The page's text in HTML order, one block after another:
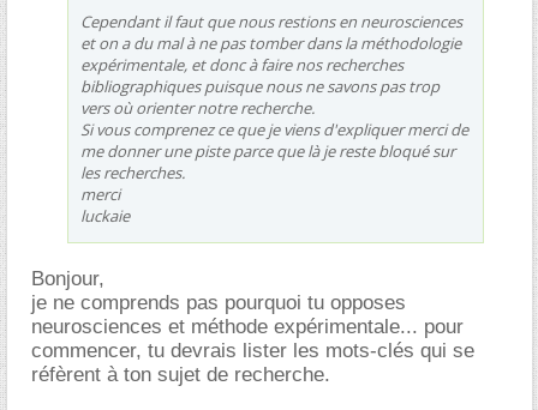
Cependant il faut que nous restions en neurosciences
et on a du mal à ne pas tomber dans la méthodologie
expérimentale, et donc à faire nos recherches
bibliographiques puisque nous ne savons pas trop
vers où orienter notre recherche.
Si vous comprenez ce que je viens d'expliquer merci de
me donner une piste parce que là je reste bloqué sur
les recherches.
merci
luckaie
Bonjour,
je ne comprends pas pourquoi tu opposes
neurosciences et méthode expérimentale... pour
commencer, tu devrais lister les mots-clés qui se
réfèrent à ton sujet de recherche.